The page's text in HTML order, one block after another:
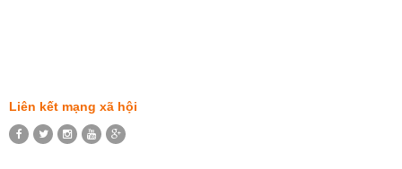
Liên kết mạng xã hội